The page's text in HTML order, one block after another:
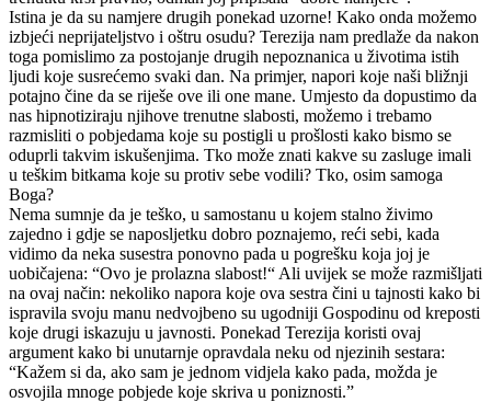
Istina je da su namjere drugih ponekad uzorne! Kako onda možemo
izbjeći neprijateljstvo i oštru osudu? Terezija nam predlaže da nakon
toga pomislimo za postojanje drugih nepoznanica u životima istih
ljudi koje susrećemo svaki dan. Na primjer, napori koje naši bližnji
potajno čine da se riješe ove ili one mane. Umjesto da dopustimo da
nas hipnotiziraju njihove trenutne slabosti, možemo i trebamo
razmisliti o pobjedama koje su postigli u prošlosti kako bismo se
oduprli takvim iskušenjima. Tko može znati kakve su zasluge imali
u teškim bitkama koje su protiv sebe vodili? Tko, osim samoga
Boga?
Nema sumnje da je teško, u samostanu u kojem stalno živimo
zajedno i gdje se naposljetku dobro poznajemo, reći sebi, kada
vidimo da neka susestra ponovno pada u pogrešku koja joj je
uobičajena: “Ovo je prolazna slabost!“ Ali uvijek se može razmišljati
na ovaj način: nekoliko napora koje ova sestra čini u tajnosti kako bi
ispravila svoju manu nedvojbeno su ugodniji Gospodinu od kreposti
koje drugi iskazuju u javnosti. Ponekad Terezija koristi ovaj
argument kako bi unutarnje opravdala neku od njezinih sestara:
“Kažem si da, ako sam je jednom vidjela kako pada, možda je
osvojila mnoge pobjede koje skriva u poniznosti.”